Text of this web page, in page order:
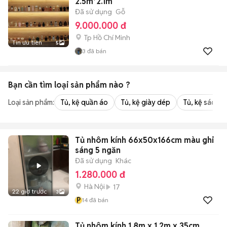
Tin ưu tiên 5
Đã sử dụng Gỗ
9.000.000 đ
Tp Hồ Chí Minh
3 đã bán
Bạn cần tìm loại sản phẩm nào ?
Loại sản phẩm: Tủ, kệ quần áo Tủ, kệ giày dép Tủ, kệ sách
22 giờ trước 3
Tủ nhôm kính 66x50x166cm màu ghi
sáng 5 ngăn
Đã sử dụng Khác
1.280.000 đ
Hà Nội
17
P 14 đã bán